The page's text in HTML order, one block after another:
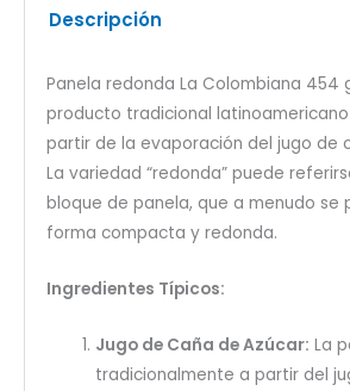
Descripción
Panela redonda La Colombiana 454
producto tradicional
partir de la evaporación del jugo de
La variedad “redonda” puede
bloque de panela, que a menudo se
forma compacta y redonda.
Ingredientes Típicos:
Jugo de Caña de Azúcar: La
tradicionalmente a partir del